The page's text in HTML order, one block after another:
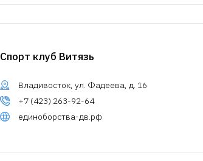
Спорт клуб Витязь
Владивосток, ул. Фадеева, д. 16
+7 (423) 263-92-64
единоборства-дв.рф